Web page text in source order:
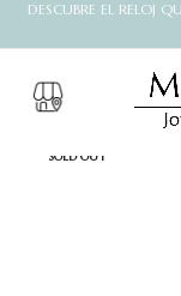
DESCUBRE EL RELOJ
SOLD OUT